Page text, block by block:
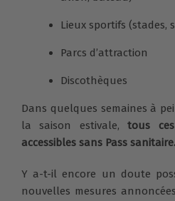
Lieux sportifs (stades,
Parcs d’attraction
Discothèques
Dans quelques semaines à
la saison estivale,tous
accessibles sans Pass sanitaire.
Y a-t-il encore un doute
nouvelles mesures